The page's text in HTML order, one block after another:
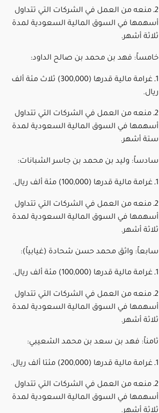
2ـ منعه من العمل في الشركات التي تتداول
أسهمها في السوق المالية السعودية لمدة
ثلاثة أشهر.
خامساً: فهد بن محمد بن صالح الداود:
1ـ غرامة مالية قدرها (300,000) ثلاث مئة ألف
ريال.
2ـ منعه من العمل في الشركات التي تتداول
أسهمها في السوق المالية السعودية لمدة
ستة أشهر.
سادساً: وليد بن محمد بن جاسر الشبانات:
1ـ غرامة مالية قدرها (100,000) مئة ألف ريال.
2ـ منعه من العمل في الشركات التي تتداول
أسهمها في السوق المالية السعودية لمدة
ثلاثة أشهر.
سابعاً: واثق محمد حسن شحادة (غيابياً):
1ـ غرامة مالية قدرها (100,000) مئة ألف ريال.
2ـ منعه من العمل في الشركات التي تتداول
أسهمها في السوق المالية السعودية لمدة
ثلاثة أشهر.
ثامناً: فهد بن سعد بن محمد الشعيبي:
1ـ غرامة مالية قدرها (200,000) مئتا ألف ريال.
2ـ منعه من العمل في الشركات التي تتداول
أسهمها في السوق المالية السعودية لمدة
ثلاثة أشهر.